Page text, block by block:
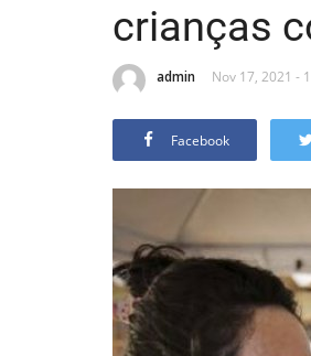
crianças
admin Nov 17, 2021 -
Facebook